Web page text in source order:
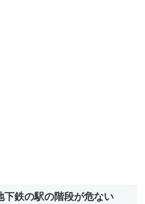
鉄の駅の階段が危ない